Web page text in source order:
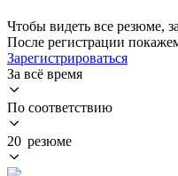
Чтобы видеть все резюме,
После регистрации
Зарегистрироваться
За всё время
По соответствию
20 резюме